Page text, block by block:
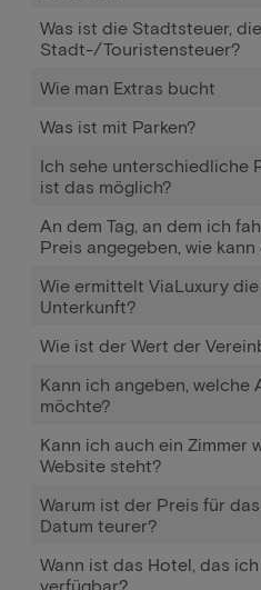
Was ist die Stadtsteuer, die
Stadt-/Touristensteuer?
Wie man Extras bucht
Was ist mit Parken?
Ich sehe unterschiedliche
ist das möglich?
An dem Tag, an dem ich
Preis angegeben, wie kann
Wie ermittelt ViaLuxury
Unterkunft?
Wie ist der Wert der
Kann ich angeben,
möchte?
Kann ich auch ein Zimmer
Website steht?
Warum ist der Preis für
Datum teurer?
Wann ist das Hotel, das
verfügbar?